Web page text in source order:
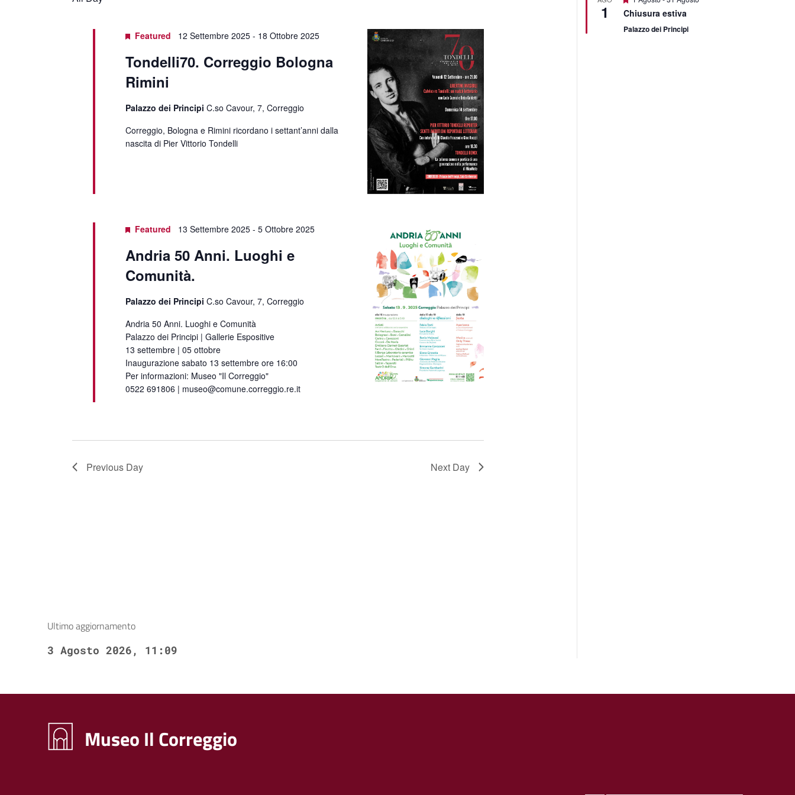
Featured 12 Settembre 2025 - 18 Ottobre 2025
Tondelli70. Correggio Bologna
Rimini
Palazzo dei Principi C.so Cavour, 7, Correggio
Correggio, Bologna e Rimini ricordano i settant’anni dalla
nascita di Pier Vittorio Tondelli
Featured 13 Settembre 2025 - 5 Ottobre 2025
Andria 50 Anni. Luoghi e
Comunità.
Palazzo dei Principi C.so Cavour, 7, Correggio
Andria 50 Anni. Luoghi e Comunità
Palazzo dei Principi | Gallerie Espositive
13 settembre | 05 ottobre
Inaugurazione sabato 13 settembre ore 16:00
Per informazioni: Museo "Il Correggio"
0522 691806 | museo@comune.correggio.re.it
Previous Day Next Day
Ultimo aggiornamento
3 Agosto 2026, 11:09
1 Chiusura estiva
Palazzo dei Principi
Museo Il Correggio